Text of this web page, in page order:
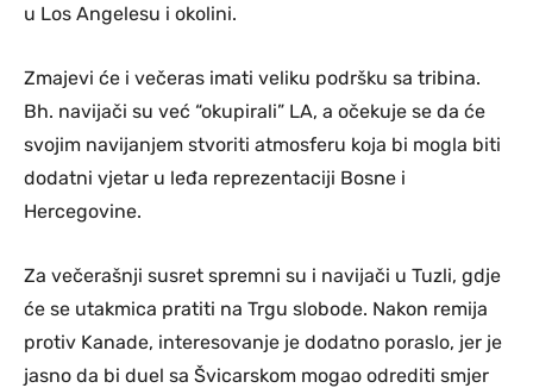
u Los Angelesu i okolini.
Zmajevi će i večeras imati veliku podršku sa tribina.
Bh. navijači su već “okupirali” LA, a očekuje se da će
svojim navijanjem stvoriti atmosferu koja bi mogla biti
dodatni vjetar u leđa reprezentaciji Bosne i
Hercegovine.
Za večerašnji susret spremni su i navijači u Tuzli, gdje
će se utakmica pratiti na Trgu slobode. Nakon remija
protiv Kanade, interesovanje je dodatno poraslo, jer je
jasno da bi duel sa Švicarskom mogao odrediti smjer